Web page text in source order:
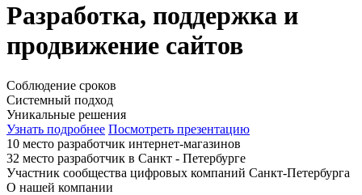
Разработка, поддержка и
продвижение сайтов
Соблюдение сроков
Системный подход
Уникальные решения
Узнать подробнее Посмотреть презентацию
10 место разработчик интернет-магазинов
32 место разработчик в Санкт - Петербурге
Участник сообщества цифровых компаний Санкт-Петербурга
О нашей компании